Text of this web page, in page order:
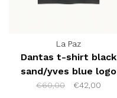
La Paz
Dantas t-shirt black
sand/yves blue logo
€60,00 €42,00